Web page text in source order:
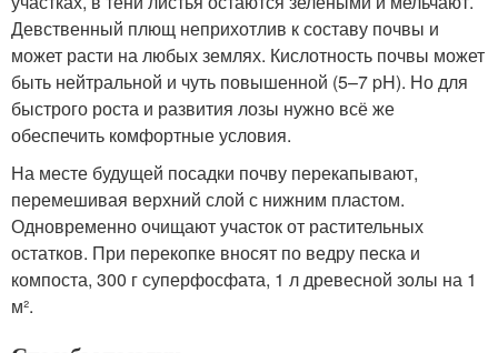
Девственный плющ неприхотлив к составу почвы и
может расти на любых землях. Кислотность почвы может
быть нейтральной и чуть повышенной (5–7 pH). Но для
быстрого роста и развития лозы нужно всё же
обеспечить комфортные условия.
На месте будущей посадки почву перекапывают,
перемешивая верхний слой с нижним пластом.
Одновременно очищают участок от растительных
остатков. При перекопке вносят по ведру песка и
компоста, 300 г суперфосфата, 1 л древесной золы на 1
м².